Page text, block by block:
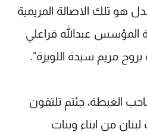
هو تلك الاصالة المريمية
المؤسس عبدالله قراعلي
بروح مريم سيدة اللويزة".
الغبطة، جئتم تلتقون
من ابناء وبنات